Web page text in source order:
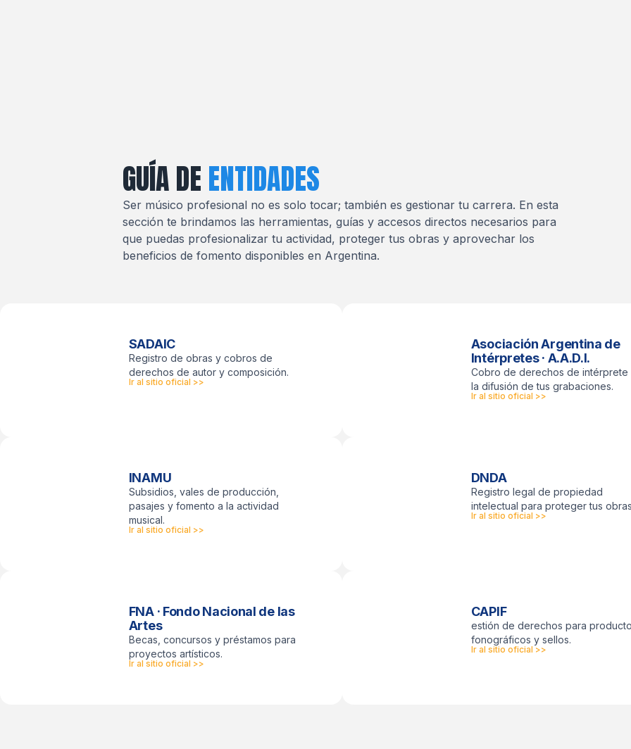
GUÍA DE ENTIDADES
Ser músico profesional no es solo tocar; también es gestionar tu carrera. En esta
sección te brindamos las herramientas, guías y accesos directos necesarios para
que puedas profesionalizar tu actividad, proteger tus obras y aprovechar los
beneficios de fomento disponibles en Argentina.
SADAIC
Registro de obras y cobros de
derechos de autor y composición.
Ir al sitio oficial >>
Asociación Argentina de
Intérpretes · A.A.D.I.
Cobro de derechos de intérprete
la difusión de tus grabaciones.
Ir al sitio oficial >>
INAMU
Subsidios, vales de producción,
pasajes y fomento a la actividad
musical.
Ir al sitio oficial >>
DNDA
Registro legal de propiedad
intelectual para proteger tus
Ir al sitio oficial >>
FNA · Fondo Nacional de las
Artes
Becas, concursos y préstamos para
proyectos artísticos.
Ir al sitio oficial >>
CAPIF
estión de derechos para
fonográficos y sellos.
Ir al sitio oficial >>